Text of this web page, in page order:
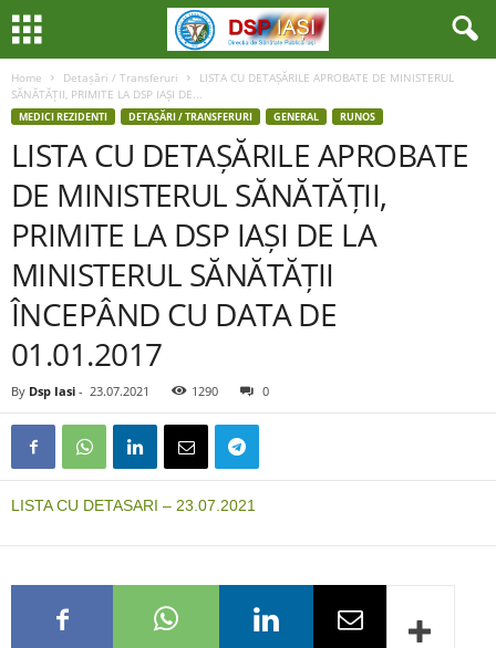
Home Detașări / Transferuri
LISTA CU DETAȘĂRILE APROBATE DE MINISTERUL
SĂNĂTĂȚII, PRIMITE LA DSP IAȘI DE...
MEDICI REZIDENTI DETAȘĂRI / TRANSFERURI GENERAL RUNOS
LISTA CU DETAȘĂRILE APROBATE
DE MINISTERUL SĂNĂTĂȚII,
PRIMITE LA DSP IAȘI DE LA
MINISTERUL SĂNĂTĂȚII
ÎNCEPÂND CU DATA DE
01.01.2017
By Dsp Iasi - 23.07.2021 1290 0
LISTA CU DETASARI – 23.07.2021